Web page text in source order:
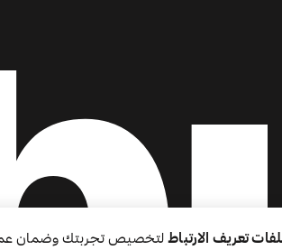
تعريف الارتباطلتخصيص تجربتك وضمان